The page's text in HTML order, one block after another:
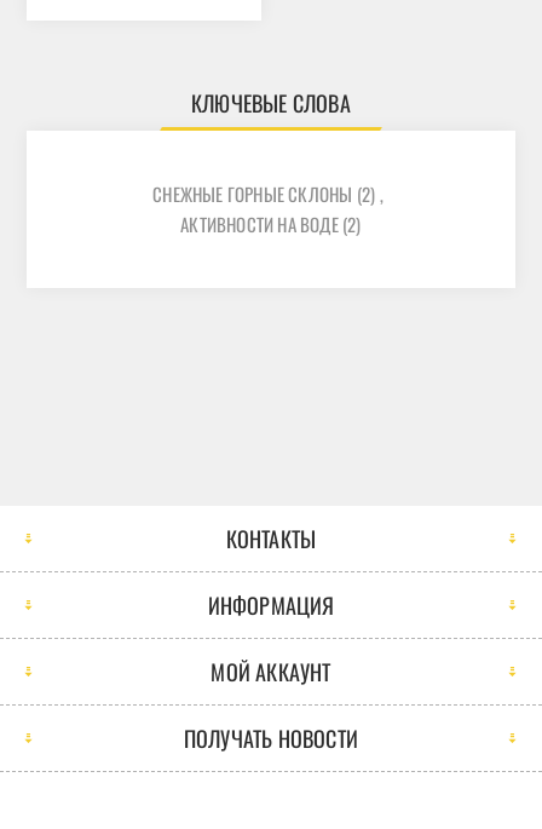
КЛЮЧЕВЫЕ СЛОВА
СНЕЖНЫЕ ГОРНЫЕ СКЛОНЫ (2),
АКТИВНОСТИ НА ВОДЕ(2)
КОНТАКТЫ
ИНФОРМАЦИЯ
МОЙ АККАУНТ
ПОЛУЧАТЬ НОВОСТИ